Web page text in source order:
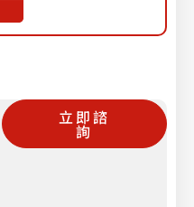
立即諮
詢